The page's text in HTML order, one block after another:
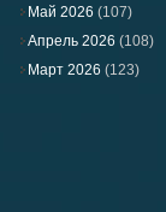
Май 2026 (107)
Апрель 2026 (108)
Март 2026 (123)